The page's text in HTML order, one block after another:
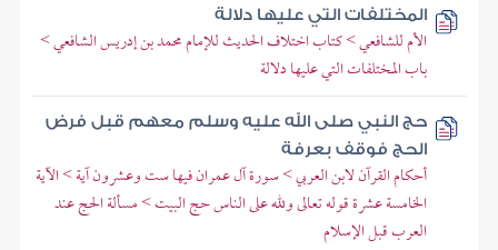
المختلفات التي عليها دلالة
الأم للشافعي > كتاب اختلاف الحديث للإمام محمد بن إدريس الشافعي >
باب المختلفات التي عليها دلالة
حج النبي صلى الله عليه وسلم معهم قبل فرض
الحج فوقف بعرفة
أحكام القرآن لابن العربي > سورة آل عمران فيها ست وعشرون آية > الآية
الخامسة عشرة قوله تعالى ولله على الناس حج البيت > مسألة الحج عند
العرب قبل الإسلام